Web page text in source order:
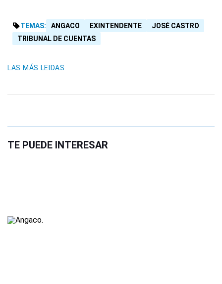
TEMAS: ANGACO EXINTENDENTE
JOSÉ CASTRO
TRIBUNAL DE CUENTAS
LAS MÁS LEIDAS
TE PUEDE INTERESAR